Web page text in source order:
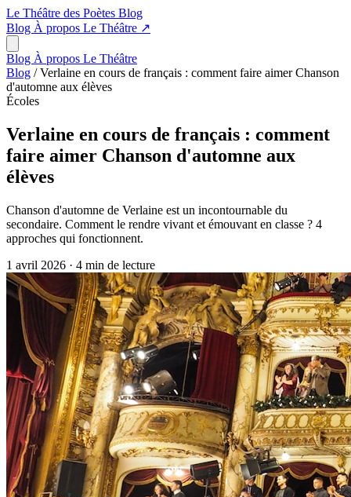
Le Théâtre des Poètes Blog
Blog À propos Le Théâtre ↗
Blog À propos Le Théâtre
Blog / Verlaine en cours de français : comment faire aimer Chanson
d'automne aux élèves
Écoles
Verlaine en cours de français : comment
faire aimer Chanson d'automne aux
élèves
Chanson d'automne de Verlaine est un incontournable du
secondaire. Comment le rendre vivant et émouvant en classe ? 4
approches qui fonctionnent.
1 avril 2026 · 4 min de lecture